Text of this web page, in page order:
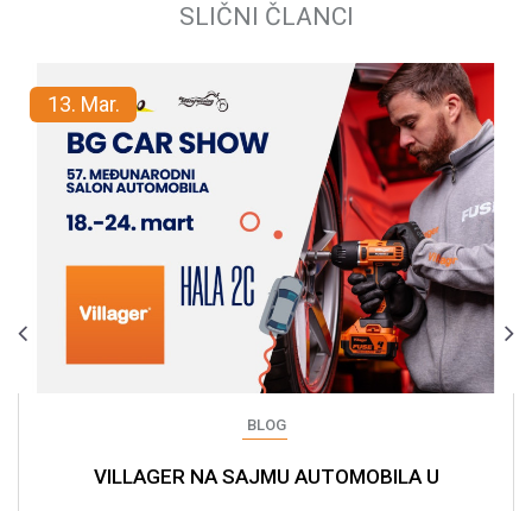
SLIČNI ČLANCI
13. Mar.
BLOG
VILLAGER NA SAJMU AUTOMOBILA U